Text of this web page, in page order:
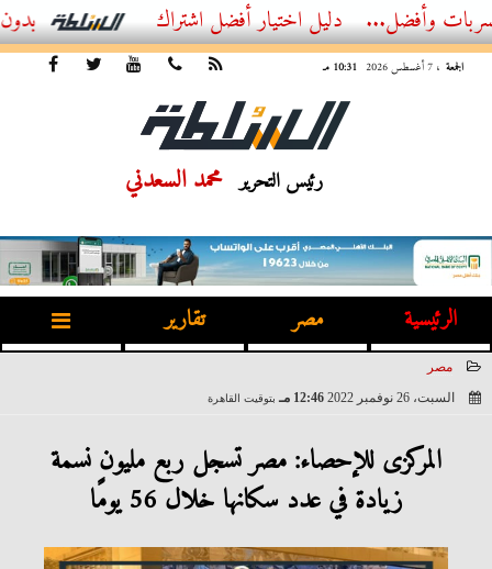
أفضل اشتراك IPTV بدون تقطيع 2026 – دليل المشاهد العصري
الجمعة ، 7 أغسطس 2026 10:31 مـ
رئيس التحرير محمد السعدني
الرئيسية مصر تقارير
مصر
السبت، 26 نوفمبر 2022
12:46 مـ بتوقيت القاهرة
المركزى للإحصاء: مصر تسجل ربع مليون نسمة
زيادة في عدد سكانها خلال 56 يومًا